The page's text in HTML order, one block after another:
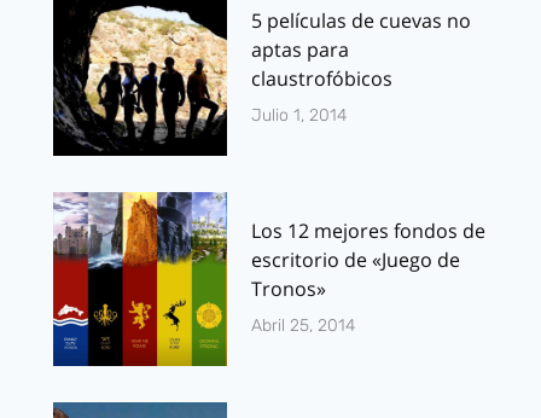
5 películas de cuevas no
aptas para
claustrofóbicos
Julio 1, 2014
Los 12 mejores fondos de
escritorio de «Juego de
Tronos»
Abril 25, 2014